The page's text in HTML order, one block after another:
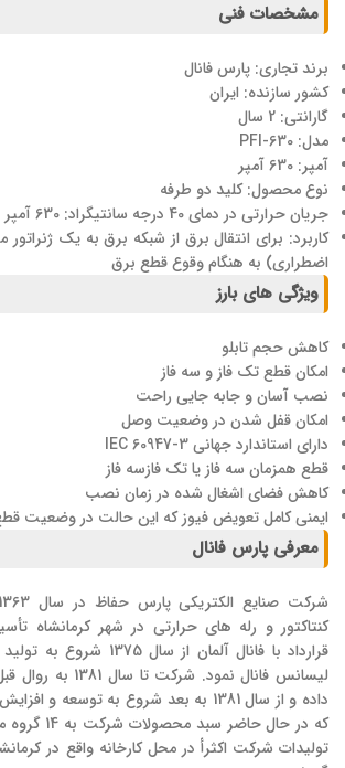
مشخصات فنی
برند تجاری: پارس فانال
کشور سازنده: ایران
گارانتی: 2 سال
مدل: PFI-630
آمپر: 630 آمپر
نوع محصول: کلید دو طرفه
جریان حرارتی در دمای 40 درجه سانتیگراد: 630 آمپر
کاربرد: برای انتقال برق از شبکه برق به یک
اضطراری) به هنگام وقوع قطع برق
ویژگی های بارز
کاهش حجم تابلو
امکان قطع تک فاز و سه فاز
نصب آسان و جابه جایی راحت
امکان قفل شدن در وضعیت وصل
دارای استاندارد جهانی IEC 60947-3
قطع همزمان سه فاز یا تک فازسه فاز
کاهش فضای اشغال شده در زمان نصب
ایمنی کامل تعویض فیوز که این حالت در وضعیت
معرفی پارس فانال
کنتاکتور و رله های حرارتی در شهر کرمانشاه
قرارداد با فانال آلمان از
لیسانس فانال نمود.
داده و از سال 1381 به بعد شروع به
که در حال
تولیدات شرکت اکثرأ در محل کارخانه واقع در